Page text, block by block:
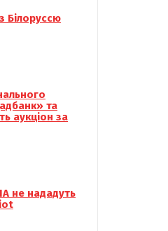
Білоруссю
та
аукціон за
не нададуть